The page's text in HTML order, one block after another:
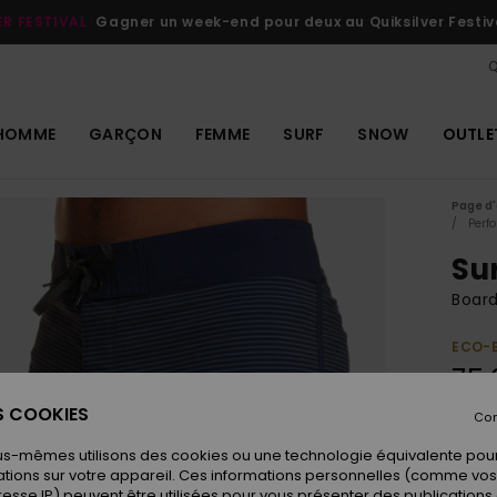
FESTIVAL Gagner un week-end pour deux au Quiksilver
GARÇON FEMME SURF SNOW
Page
ECO-
COOKIES
mêmes utilisons des cookies ou une technologie équivalente
sur votre appareil. Ces informations personnelles (comme